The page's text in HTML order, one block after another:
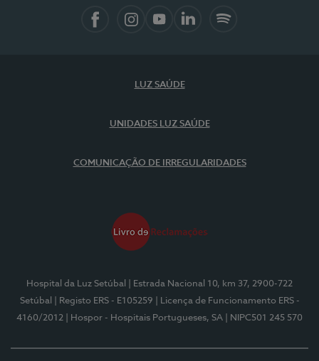
LUZ SAÚDE
UNIDADES LUZ SAÚDE
COMUNICAÇÃO DE IRREGULARIDADES
Hospital da Luz Setúbal
| Estrada Nacional 10, km 37, 2900-722
Setúbal
| Registo ERS - E105259
| Licença de Funcionamento ERS -
4160/2012
| Hospor - Hospitais Portugueses, SA | NIPC501 245 570